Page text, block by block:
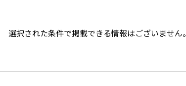
選択された条件で掲載できる情報はございません。